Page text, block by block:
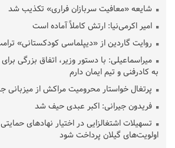
شایعه «معافیت سربازان فراری» تکذیب شد
امیر اکرمی‌نیا: ارتش کاملاً آماده است
روایت گاردین از «دیپلماسی کودکستانی»
میراسماعیلی: با دستور وزیر، اتفاق بزرگی
به کادرفنی و تیم ایمان دارم
پرتغال خواستار محرومیت مراکش از میزبانی جام
فریدون جیرانی: اکبر عبدی حیف شد
تسهیلات اشتغالزایی در اختیار نهادهای
اولویت‌های گیلان پرداخت شود